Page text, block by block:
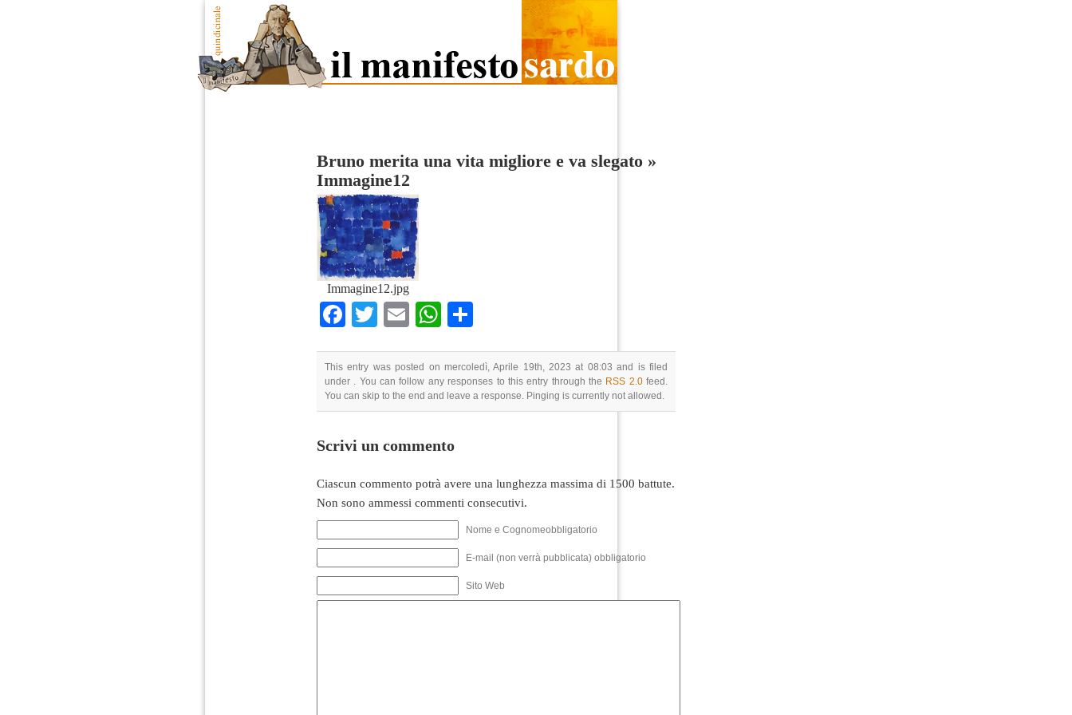
Bruno merita una vita migliore e va slegato »
Immagine12
Immagine12.jpg
Facebook
TwitterEmailWhatsApp
This entry was posted on mercoledì, Aprile 19th, 2023 at 08:03 and is filed
under . You can follow any responses to this entry through the RSS 2.0feed.
You can skip to the end and leave a response. Pinging is currently not allowed.
Scrivi un commento
Ciascun commento potrà avere una lunghezza massima di 1500 battute.
Non sono ammessi commenti consecutivi.
Nome e Cognomeobbligatorio
E-mail (non verrà pubblicata) obbligatorio
Sito Web